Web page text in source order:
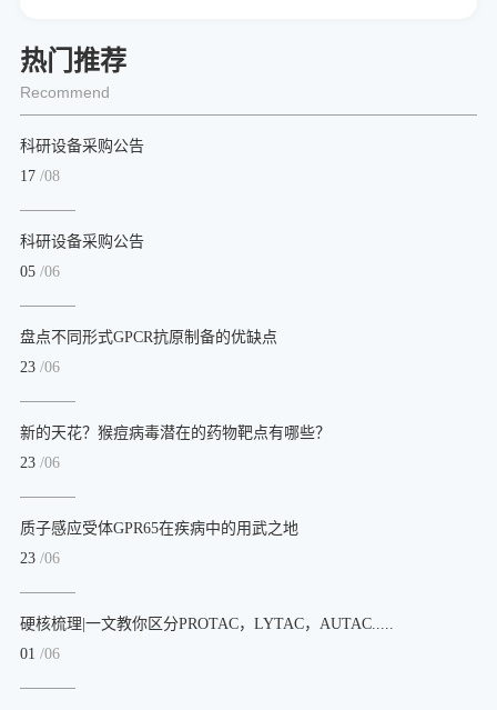
热门推荐
Recommend
科研设备采购公告
17 /08
科研设备采购公告
05 /06
盘点不同形式GPCR抗原制备的优缺点
23 /06
新的天花？猴痘病毒潜在的药物靶点有哪些？
23 /06
质子感应受体GPR65在疾病中的用武之地
23 /06
硬核梳理|一文教你区分PROTAC，LYTAC，AUTAC.....
01 /06